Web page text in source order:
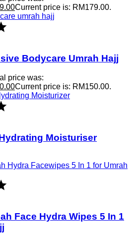
Current price is: RM179.00.
Bodycare Umrah Hajj
price was:
Current price is: RM150.00.
Moisturiser
Face Hydra Wipes 5 In 1